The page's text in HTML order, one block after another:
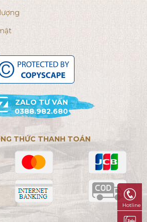
ZALO TƯ VẤN
0388.982.680
THỨC THANH TOÁN
Hotline